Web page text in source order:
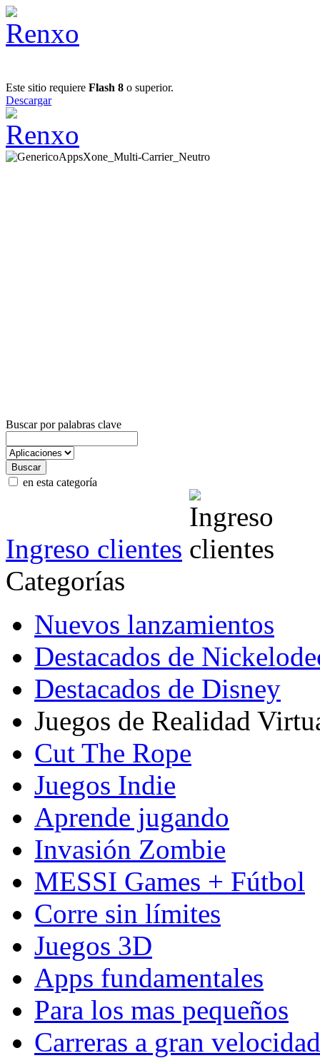
Este sitio requiere Flash 8 o superior.
Descargar
Buscar por palabras clave
en esta categoría
Ingreso clientes
Categorías
Nuevos lanzamientos
Destacados de
Destacados de Disney
Juegos de Realidad
Cut The Rope
Juegos Indie
Aprende jugando
Invasión Zombie
MESSI Games + Fútbol
Corre sin límites
Juegos 3D
Apps fundamentales
Para los mas pequeños
Carreras a gran velocidad